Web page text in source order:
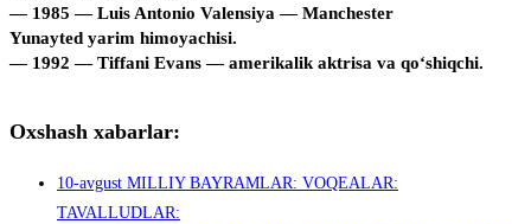
— 1985 — Luis Antonio Valensiya — Manchester
Yunayted yarim himoyachisi.
— 1992 — Tiffani Evans — amerikalik aktrisa va qo‘shiqchi.
Oxshash xabarlar:
10-avgust MILLIY BAYRAMLAR: VOQEALAR:
TAVALLUDLAR: